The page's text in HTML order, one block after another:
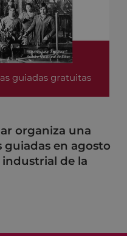
organiza una
guiadas en agosto
de la